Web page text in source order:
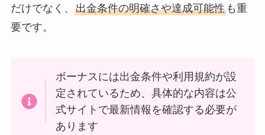
だけでなく、 出金条件の明確さや達成可能性も重
要です。
ボーナスには出金条件や利用規約が設
定されているため、具体的な内容は公
式サイトで最新情報を確認する必要が
あります